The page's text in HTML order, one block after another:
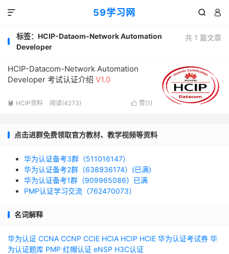
59学习网  

共 1 篇文章
标签：HCIP-Dataom-Network Automation
Developer
HCIP-Datacom-Network Automation
Developer 考试认证介绍 V1.0
 赞(1 )
 HCIP资料 阅读(4273)
点击进群免费领取官方教材、教学视频等资料
华为认证备考3群（511016147）
华为认证备考2群（638936174）(已满)
华为认证备考1群（909965086）已满
PMP认证学习交流（762470073）
名词解释
华为认证 CCNA CCNP CCIE HCIA HCIP HCIE 华为认证考试券 华
为认证题库 PMP 红帽认证 eNSP H3C认证